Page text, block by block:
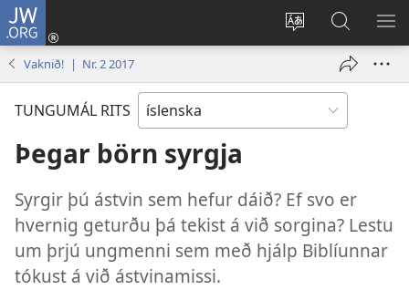
JW.ORG
Tungumál
Innskrá
(opnast
glugga)
Leit
á
JW.ORG
Vaknið! | Nr. 2 2017
TUNGUMÁL RITS
Þegar börn syrgja
Syrgir þú ástvin sem hefur dáið? Ef svo er
hvernig geturðu þá tekist á við sorgina? Lestu
um þrjú ungmenni sem með hjálp Biblíunnar
tókust á við ástvinamissi.